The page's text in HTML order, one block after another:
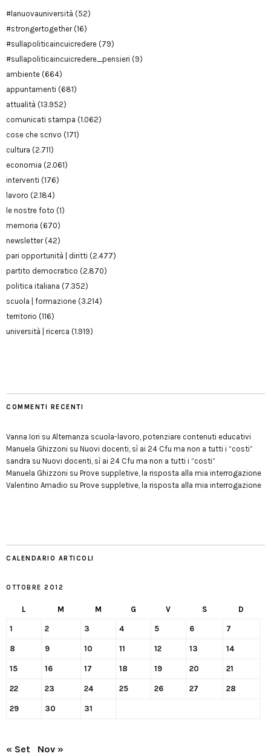
#lanuovauniversità (52)
#strongertogether(16)
#sullapoliticaincuicredere (79)
#sullapoliticaincuicredere_pensieri (9)
ambiente (664)
appuntamenti (681)
attualità (13.952)
comunicati stampa (1.062)
cose che scrivo (171)
cultura (2.711)
economia (2.061)
interventi (176)
lavoro (2.184)
le nostre foto (1)
memoria (670)
newsletter(42)
pari opportunità | diritti (2.477)
partito democratico (2.870)
politica italiana (7.352)
scuola | formazione (3.214)
territorio (116)
università | ricerca (1.919)
COMMENTI RECENTI
Vanna Iori su Alternanza scuola-lavoro, potenziare contenuti educativi
Manuela Ghizzoni su Nuovi docenti, sì ai 24 Cfu ma non a tutti i “costi”
sandra su Nuovi docenti, sì ai 24 Cfu ma non a tutti i “costi”
Manuela Ghizzoni su Prove suppletive, la risposta alla mia interrogazione
Valentino Amadio su Prove suppletive, la risposta alla mia interrogazione
CALENDARIO ARTICOLI
OTTOBRE 2012
L M M G V S D
1 2 3 4 5 6 7
8 9 10 11 12 13 14
15 16 17 18 19 20 21
22 23 24 25 26 27 28
29 30 31
« Set Nov »